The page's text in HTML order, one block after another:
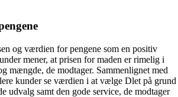
og værdien for pengene som en positiv
mener, at prisen for maden er rimelig i
mængde, de modtager. Sammenlignet med
kunder se værdien i at vælge Dlet på grund
udvalg samt den gode service, de modtager